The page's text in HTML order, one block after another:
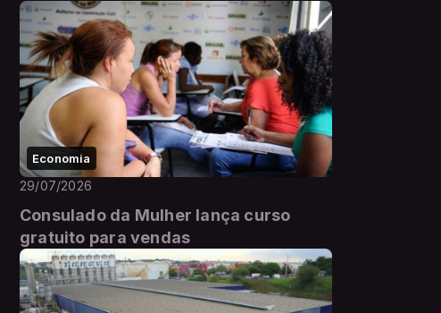
Economia
29/07/2026
Consulado da Mulher lança curso
gratuito para vendas